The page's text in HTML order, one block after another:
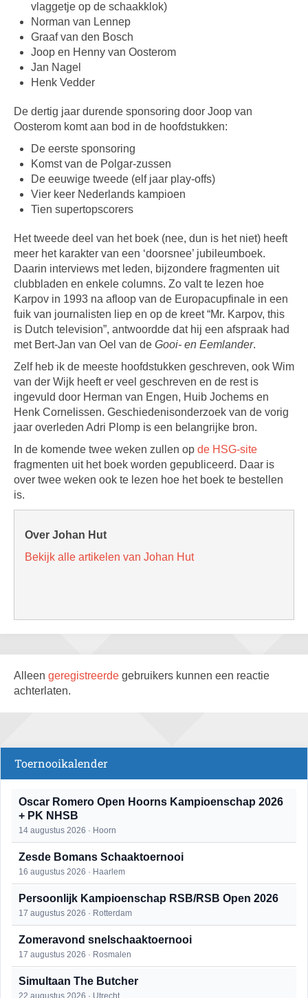
vlaggetje op de schaakklok)
Norman van Lennep
Graaf van den Bosch
Joop en Henny van Oosterom
Jan Nagel
Henk Vedder
De dertig jaar durende sponsoring door Joop van
Oosterom komt aan bod in de hoofdstukken:
De eerste sponsoring
Komst van de Polgar-zussen
De eeuwige tweede (elf jaar play-offs)
Vier keer Nederlands kampioen
Tien supertopscorers
Het tweede deel van het boek (nee, dun is het niet) heeft
meer het karakter van een ‘doorsnee’ jubileumboek.
Daarin interviews met leden, bijzondere fragmenten uit
clubbladen en enkele columns. Zo valt te lezen hoe
Karpov in 1993 na afloop van de Europacupfinale in een
fuik van journalisten liep en op de kreet “Mr. Karpov, this
is Dutch television”, antwoordde dat hij een afspraak had
met Bert-Jan van Oel van de Gooi- en Eemlander.
Zelf heb ik de meeste hoofdstukken geschreven, ook Wim
van der Wijk heeft er veel geschreven en de rest is
ingevuld door Herman van Engen, Huib Jochems en
Henk Cornelissen. Geschiedenisonderzoek van de vorig
jaar overleden Adri Plomp is een belangrijke bron.
In de komende twee weken zullen op de HSG-site
fragmenten uit het boek worden gepubliceerd. Daar is
over twee weken ook te lezen hoe het boek te bestellen
is.
Over Johan Hut
Bekijk alle artikelen van Johan Hut
Alleen geregistreerde gebruikers kunnen een reactie
achterlaten.
Toernooikalender
Oscar Romero Open Hoorns Kampioenschap 2026
+ PK NHSB
14 augustus 2026 · Hoorn
Zesde Bomans Schaaktoernooi
16 augustus 2026 · Haarlem
Persoonlijk Kampioenschap RSB/RSB Open 2026
17 augustus 2026 · Rotterdam
Zomeravond snelschaaktoernooi
17 augustus 2026 · Rosmalen
Simultaan The Butcher
22 augustus 2026 · Utrecht